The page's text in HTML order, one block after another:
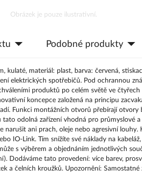
Obrázek je pouze ilustrativní.
Podobné produkty
kulaté, materiál: plast, barva: červená,
elektrických spotřebičů. Pod ochrannou
produktů po celém světě ve
koncepce založená na principu
Funkci montážních otvorů přebírají
odolná zařízení vhodná pro průmyslové
narušit ani prach, oleje nebo agresivní
IO-Link. Tím snížíte své náklady na
s výběrem a objednáním jednotlivých
Dodáváme tato provedení: více barev,
a čelních kroužků. Upozornění: